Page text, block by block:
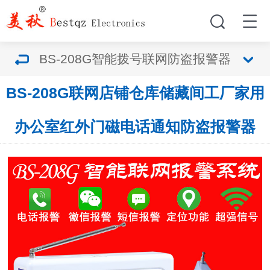
BS-208G智能拨号联网防盗报警器
BS-208G联网店铺仓库储藏间工厂家用
办公室红外门磁电话通知防盗报警器